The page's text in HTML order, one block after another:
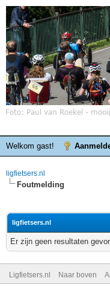
Welkom gast!
ligfietsers.nl
Foutmelding
ligfietsers.nl
Er zijn geen resultaten
Ligfietsers.nl Naar boven